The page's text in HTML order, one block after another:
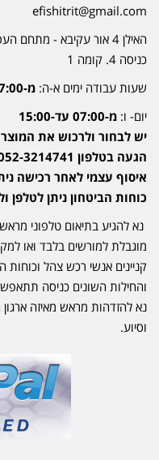
efishitrit@gmail.com
כניסה 4. קומה 1
שעות עבודה ימים א-ה: מ-07:00 עד-20:00
יום- ו: מ-07:00 עד-15:00
יש לבחור ולרכוש את
הגעה בטלפון 052-3214741
איסוף עצמי לאחר רכישה
כוחות הביטחון ניתן
נא להגיע בתיאום טלפוני
מוגבלת למורשים בלבד ואו
קניינים אנשי רכש צהל וכוחות
והחילות השונים כניסה
נא להזדהות מראש מאיזה
וסיוע.